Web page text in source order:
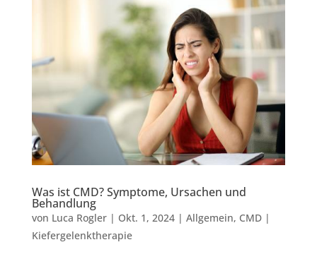
Was ist CMD? Symptome, Ursachen und
Behandlung
von Luca Rogler| Okt. 1, 2024| Allgemein, CMD |
Kiefergelenktherapie